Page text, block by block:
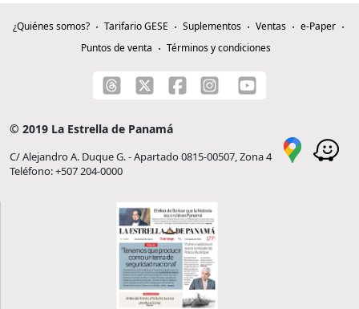
¿Quiénes somos? Tarifario GESE Suplementos Ventas
e-Paper
Puntos de venta
Términos y condiciones
© 2019 La Estrella de Panamá
C/ Alejandro A. Duque G. - Apartado 0815-00507, Zona 4
Teléfono: +507 204-0000